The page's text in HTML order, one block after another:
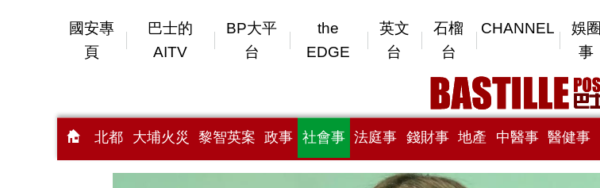
國安專
頁
巴士的
AITV
BP大平
台
the
EDGE
英文
台
石榴
台
CHANNEL
娛圈
事
北都 大埔火災 黎智英案 政事 社會事 法庭事 錢財事 地產 中醫事 醫健事